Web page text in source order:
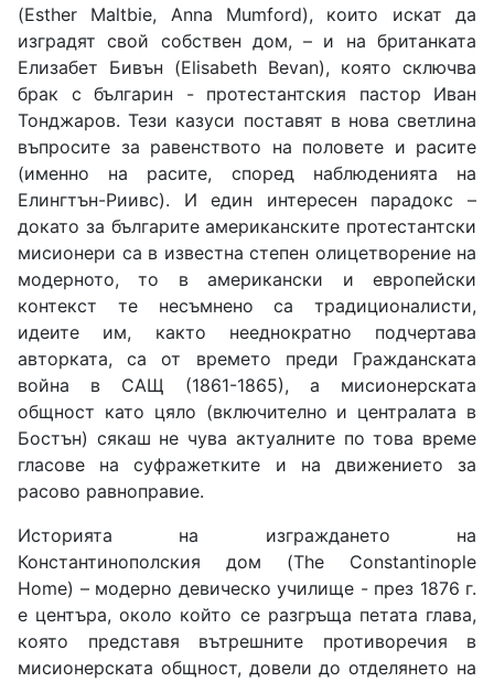
(Esther Maltbie, Anna Mumford), които искат да
изградят свой собствен дом, – и на британката
Елизабет Бивън (Elisabeth Bevan), която сключва
брак с българин - протестантския пастор Иван
Тонджаров. Тези казуси поставят в нова светлина
въпросите за равенството на половете и расите
(именно на расите, според наблюденията на
Елингтън-Риивс). И един интересен парадокс –
докато за българите американските протестантски
мисионери са в известна степен олицетворение на
модерното, то в американски и европейски
контекст те несъмнено са традиционалисти,
идеите им, както нееднократно подчертава
авторката, са от времето преди Гражданската
война в САЩ (1861-1865), а мисионерската
общност като цяло (включително и централата в
Бостън) сякаш не чува актуалните по това време
гласове на суфражетките и на движението за
расово равноправие.
Историята на изграждането на
Константинополския дом (The Constantinople
Home) – модерно девическо училище - през 1876 г.
е центъра, около който се разгръща петата глава,
която представя вътрешните противоречия в
мисионерската общност, довели до отделянето на